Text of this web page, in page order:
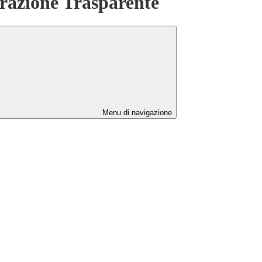
Menu di navigazione